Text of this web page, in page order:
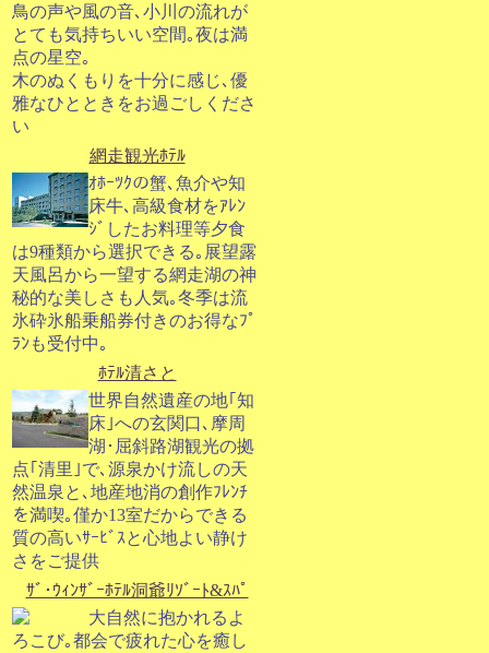
鳥の声や風の音､小川の流れが
とても気持ちいい空間｡夜は満
点の星空｡
木のぬくもりを十分に感じ､優
雅なひとときをお過ごしくださ
い
網走観光ﾎﾃﾙ
ｵﾎｰﾂｸの蟹､魚介や知
床牛､高級食材をｱﾚﾝ
ｼﾞしたお料理等夕食
は9種類から選択できる｡展望露
天風呂から一望する網走湖の神
秘的な美しさも人気｡冬季は流
氷砕氷船乗船券付きのお得なﾌﾟ
ﾗﾝも受付中｡
ﾎﾃﾙ清さと
世界自然遺産の地｢知
床｣への玄関口､摩周
湖･屈斜路湖観光の拠
点｢清里｣で､源泉かけ流しの天
然温泉と､地産地消の創作ﾌﾚﾝﾁ
を満喫｡僅か13室だからできる
質の高いｻｰﾋﾞｽと心地よい静け
さをご提供
ｻﾞ･ｳｨﾝｻﾞｰﾎﾃﾙ洞爺ﾘｿﾞｰﾄ&ｽﾊﾟ
大自然に抱かれるよ
ろこび｡都会で疲れた心を癒し